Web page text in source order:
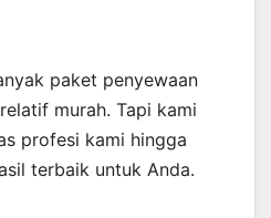
paket penyewaan
murah. Tapi kami
profesi kami hingga
terbaik untuk Anda.